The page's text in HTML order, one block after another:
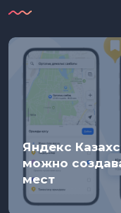
Яндекс
можно
мест